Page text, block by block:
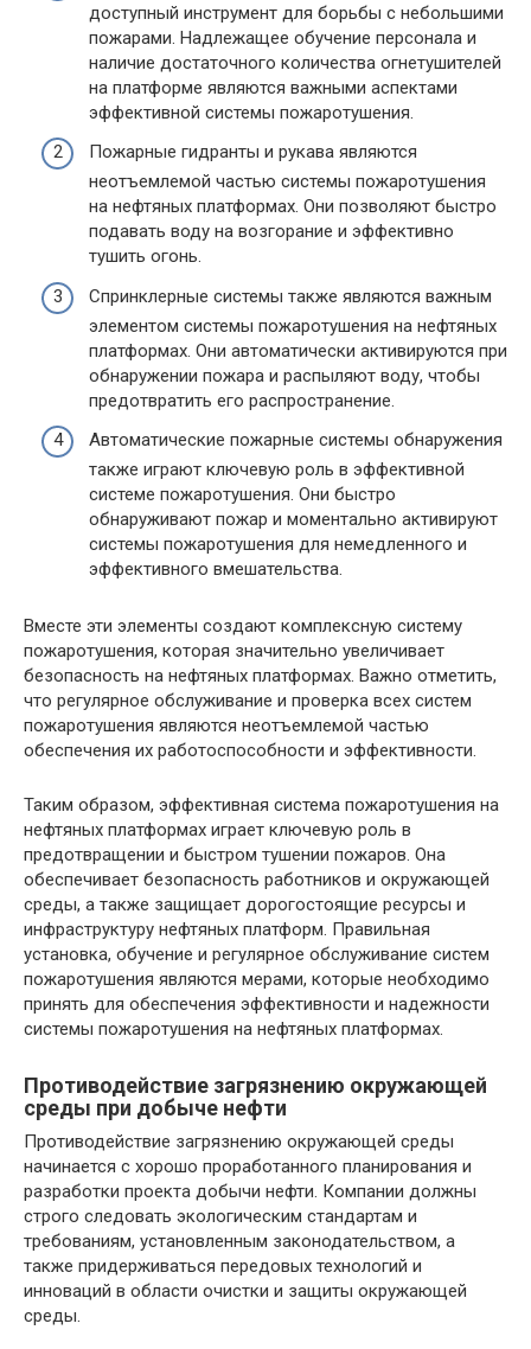
доступный инструмент для борьбы с небольшими
пожарами. Надлежащее обучение персонала и
наличие достаточного количества огнетушителей
на платформе являются важными аспектами
эффективной системы пожаротушения.
Пожарные гидранты и рукава являются
неотъемлемой частью системы пожаротушения
на нефтяных платформах. Они позволяют быстро
подавать воду на возгорание и эффективно
тушить огонь.
Спринклерные системы также являются важным
элементом системы пожаротушения на нефтяных
платформах. Они автоматически активируются при
обнаружении пожара и распыляют воду, чтобы
предотвратить его распространение.
Автоматические пожарные системы обнаружения
также играют ключевую роль в эффективной
системе пожаротушения. Они быстро
обнаруживают пожар и моментально активируют
системы пожаротушения для немедленного и
эффективного вмешательства.
Вместе эти элементы создают комплексную систему
пожаротушения, которая значительно увеличивает
безопасность на нефтяных платформах. Важно отметить,
что регулярное обслуживание и проверка всех систем
пожаротушения являются неотъемлемой частью
обеспечения их работоспособности и эффективности.
Таким образом, эффективная система пожаротушения на
нефтяных платформах играет ключевую роль в
предотвращении и быстром тушении пожаров. Она
обеспечивает безопасность работников и окружающей
среды, а также защищает дорогостоящие ресурсы и
инфраструктуру нефтяных платформ. Правильная
установка, обучение и регулярное обслуживание систем
пожаротушения являются мерами, которые необходимо
принять для обеспечения эффективности и надежности
системы пожаротушения на нефтяных платформах.
Противодействие загрязнению окружающей
среды при добыче нефти
Противодействие загрязнению окружающей среды
начинается с хорошо проработанного планирования и
разработки проекта добычи нефти. Компании должны
строго следовать экологическим стандартам и
требованиям, установленным законодательством, а
также придерживаться передовых технологий и
инноваций в области очистки и защиты окружающей
среды.